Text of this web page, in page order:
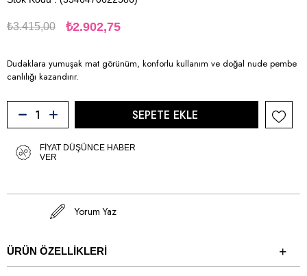
₺3.415,00 ₺2.902,75
Dudaklara yumuşak mat görünüm, konforlu kullanım ve doğal nude pembe
canlılığı kazandırır.
FIYAT DÜŞÜNCE HABER
VER
Yorum Yaz
ÜRÜN ÖZELLIKLERI